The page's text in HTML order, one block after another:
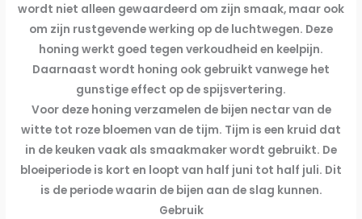
wordt niet alleen gewaardeerd om zijn smaak, maar ook
om zijn rustgevende werking op de luchtwegen. Deze
honing werkt goed tegen verkoudheid en keelpijn.
Daarnaast wordt honing ook gebruikt vanwege het
gunstige effect op de spijsvertering.
Voor deze honing verzamelen de bijen nectar van de
witte tot roze bloemen van de tijm. Tijm is een kruid dat
in de keuken vaak als smaakmaker wordt gebruikt. De
bloeiperiode is kort en loopt van half juni tot half juli. Dit
is de periode waarin de bijen aan de slag kunnen.
Gebruik